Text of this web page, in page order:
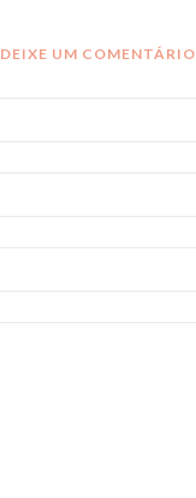
DEIXE UM COMENTÁRIO